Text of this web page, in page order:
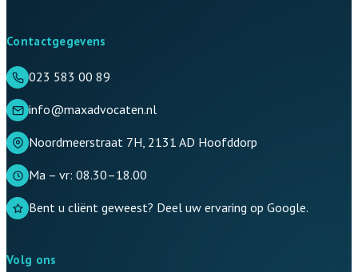
Contactgegevens
023 583 00 89
info@maxadvocaten.nl
Noordmeerstraat 7H, 2131 AD Hoofddorp
Ma – vr: 08.30–18.00
Bent u cliënt geweest? Deel uw ervaring op Google.
Volg ons